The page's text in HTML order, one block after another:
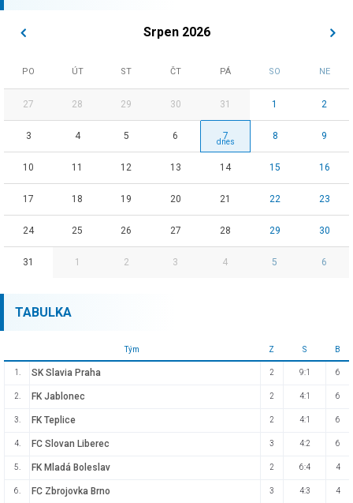
Srpen 2026
PO ÚT ST ČT PÁ SO NE
27 28 29 30 31 1 2
3 4 5 6 7 8 9
10 11 12 13 14 15 16
17 18 19 20 21 22 23
24 25 26 27 28 29 30
31 1 2 3 4 5 6
TABULKA
Tým Z S B
1. SK Slavia Praha 2 9:1 6
2. FK Jablonec 2 4:1 6
3. FK Teplice 2 4:1 6
4. FC Slovan Liberec 3 4:2 6
5. FK Mladá Boleslav 2 6:4 4
6. FC Zbrojovka Brno 3 4:3 4